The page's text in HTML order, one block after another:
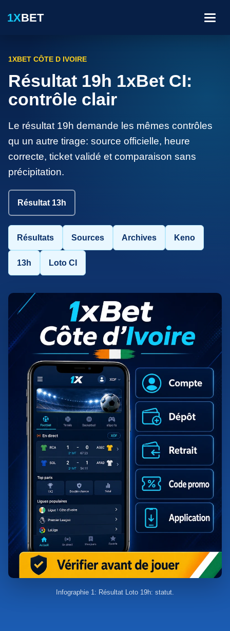
1XBET Menu
1XBET CÔTE D IVOIRE
Résultat 19h 1xBet CI:
contrôle clair
Le résultat 19h demande les mêmes contrôles
qu un autre tirage: source officielle, heure
correcte, ticket validé et comparaison sans
précipitation.
Résultat 13h
Résultats Sources Archives Keno
13h Loto CI
Infographie 1: Résultat Loto 19h: statut.